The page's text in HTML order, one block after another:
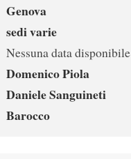
Genova
sedi varie
Nessuna data disponibile
Domenico Piola
Daniele Sanguineti
Barocco